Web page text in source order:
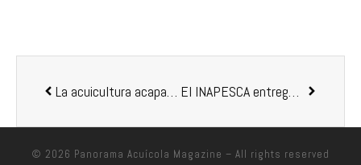
© 2026 Panorama Acuícola Magazine – All rights reserved